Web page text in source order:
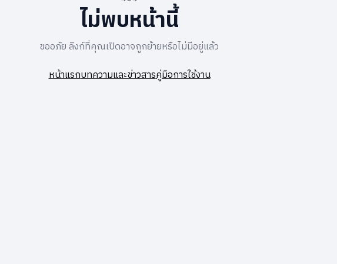
ไม่พบหน้านี้
ขออภัย ลิงก์ที่คุณเปิดอาจถูกย้ายหรือไม่มีอยู่แล้ว
หน้าแรกบทความและข่าวสารคู่มือการใช้งาน